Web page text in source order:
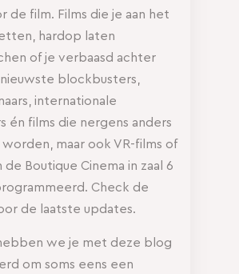
de film. Films die je aan het
hardop laten
of je verbaasd achter
blockbusters,
internationale
én films die nergens anders
maar ook VR-films of
de Boutique Cinema in zaal 6
Check de
de laatste updates.
we je met deze blog
om soms eens een